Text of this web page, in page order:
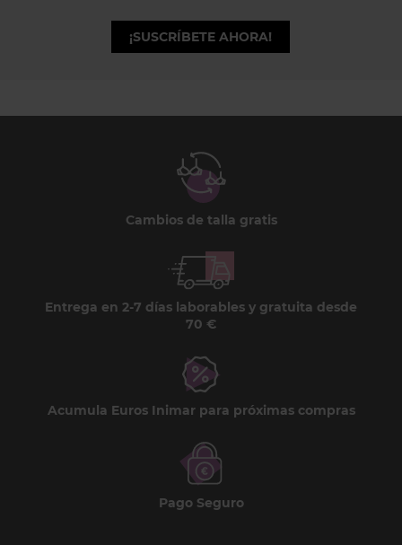
¡SUSCRÍBETE AHORA!
Cambios de talla gratis
Entrega en 2-7 días laborables y gratuita desde
70 €
Acumula Euros Inimar para próximas compras
Pago Seguro